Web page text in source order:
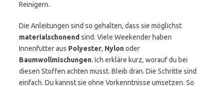
Reinigern.
Die Anleitungen sind so gehalten, dass sie möglichst
materialschonend sind. Viele Weekender haben
Innenfutter aus Polyester, Nylonoder
Baumwollmischungen. Ich erkläre kurz, worauf du bei
diesen Stoffen achten musst. Bleib dran. Die Schritte sind
einfach. Du kannst sie ohne Vorkenntnisse umsetzen. So